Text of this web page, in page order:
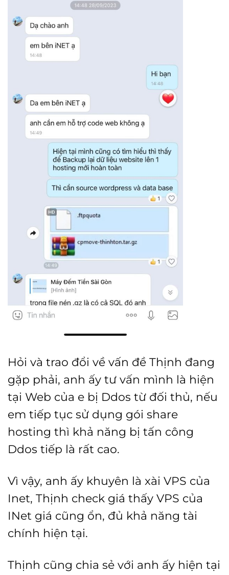
Hỏi và trao đổi về vấn đề Thịnh đang
gặp phải, anh ấy tư vấn mình là hiện
tại Web của e bị Ddos từ đối thủ, nếu
em tiếp tục sử dụng gói share
hosting thì khả năng bị tấn công
Ddos tiếp là rất cao.
Vì vậy, anh ấy khuyên là xài VPS của
Inet, Thịnh check giá thấy VPS của
INet giá cũng ổn, đủ khả năng tài
chính hiện tại.
Thịnh cũng chia sẻ với anh ấy hiện tại